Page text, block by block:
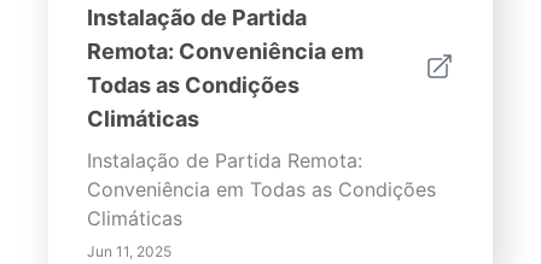
Instalação de Partida
Remota: Conveniência em
Todas as Condições
Climáticas
Instalação de Partida Remota:
Conveniência em Todas as Condições
Climáticas
Jun 11, 2025